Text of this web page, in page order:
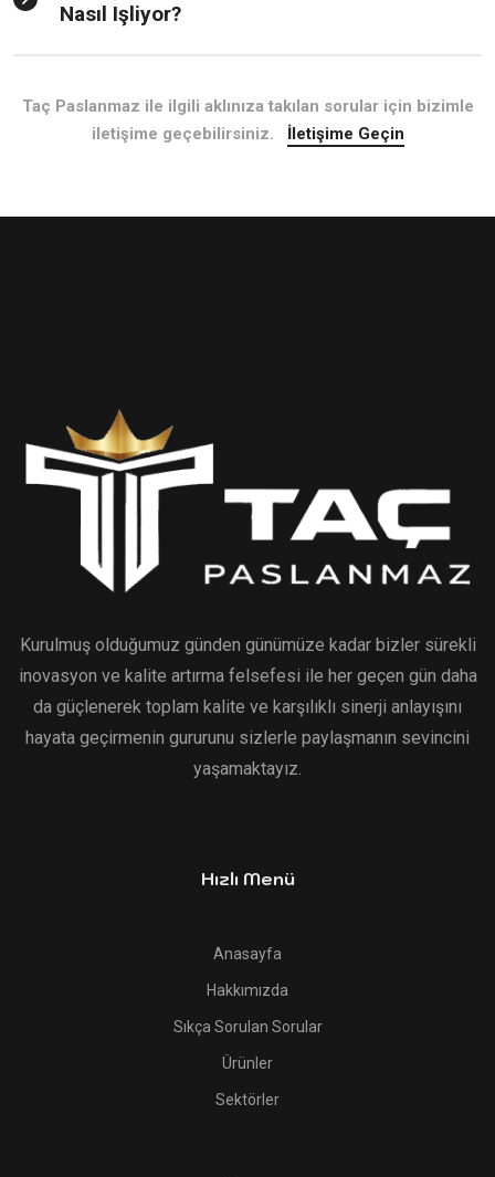
Nasıl Işliyor?
Taç Paslanmaz ile ilgili aklınıza takılan sorular için bizimle
iletişime geçebilirsiniz. İletişime Geçin
Kurulmuş olduğumuz günden günümüze kadar bizler sürekli
inovasyon ve kalite artırma felsefesi ile her geçen gün daha
da güçlenerek toplam kalite ve karşılıklı sinerji anlayışını
hayata geçirmenin gururunu sizlerle paylaşmanın sevincini
yaşamaktayız.
Hızlı Menü
Anasayfa
Hakkımızda
Sıkça Sorulan Sorular
Ürünler
Sektörler